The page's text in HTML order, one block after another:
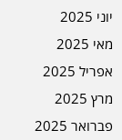
יוני 2025
מאי 2025
אפריל 2025
מרץ 2025
פברואר 2025